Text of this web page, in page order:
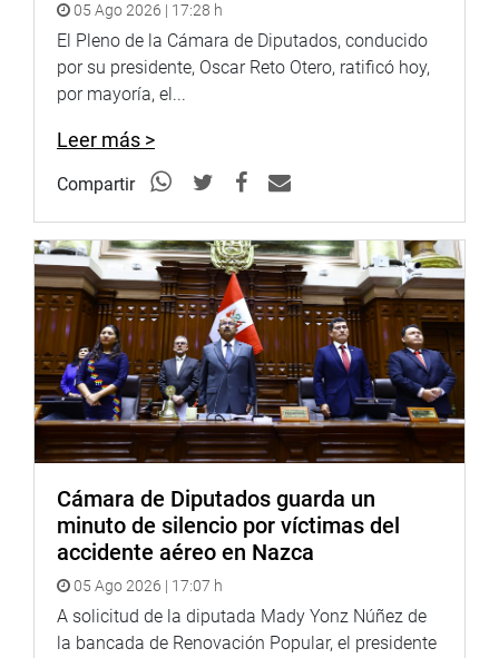
05 Ago 2026 | 17:28 h
El Pleno de la Cámara de Diputados, conducido
por su presidente, Oscar Reto Otero, ratificó hoy,
por mayoría, el...
Leer más >
Compartir
Cámara de Diputados guarda un
minuto de silencio por víctimas del
accidente aéreo en Nazca
05 Ago 2026 | 17:07 h
A solicitud de la diputada Mady Yonz Núñez de
la bancada de Renovación Popular, el presidente